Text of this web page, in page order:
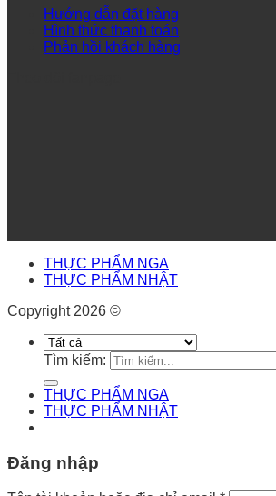
Hướng dẫn đặt hàng
Hình thức thanh toán
Phản hồi khách hàng
THỰC PHẨM NGA
THỰC PHẨM NHẬT
Copyright 2026 ©
Tìm kiếm:
THỰC PHẨM NGA
THỰC PHẨM NHẬT
Đăng nhập